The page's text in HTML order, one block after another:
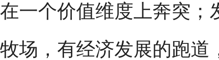
在一个价值维度上奔突；
牧场，有经济发展的跑道